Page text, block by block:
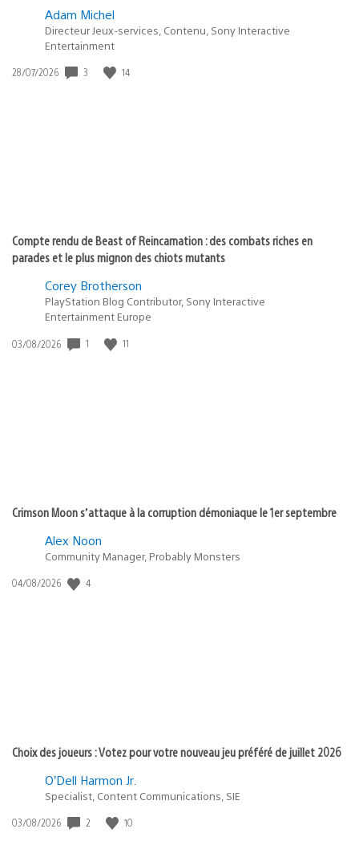
Adam Michel
Directeur Jeux-services, Contenu, Sony Interactive
Entertainment
Date
28/07/2026 3 14
Compte rendu de Beast of Reincarnation : des combats riches en
parades et le plus mignon des chiots mutants
Corey Brotherson
PlayStation Blog Contributor, Sony Interactive
Entertainment Europe
Date
03/08/2026 1 11
Crimson Moon s’attaque à la corruption démoniaque le 1er septembre
Alex Noon
Community Manager, Probably Monsters
Date
04/08/2026 4
Choix des joueurs : Votez pour votre nouveau jeu préféré de juillet 2026
O’Dell Harmon Jr.
Specialist, Content Communications, SIE
Date
03/08/2026 2 10